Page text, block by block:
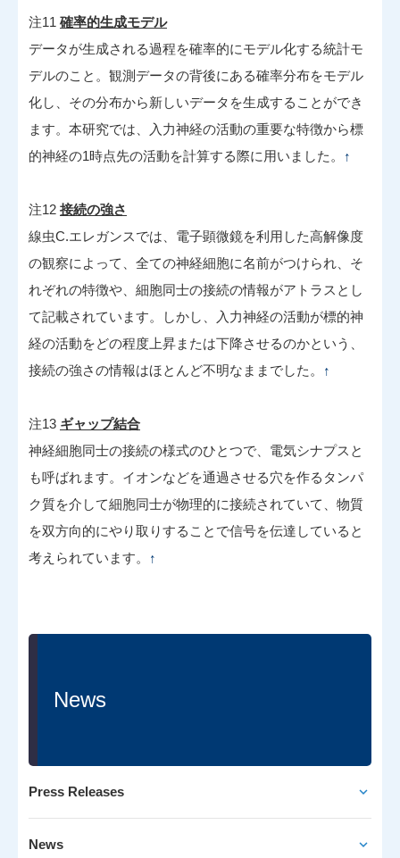
注11 確率的生成モデル
データが生成される過程を確率的にモデル化する統計モ
デルのこと。観測データの背後にある確率分布をモデル
化し、その分布から新しいデータを生成することができ
ます。本研究では、入力神経の活動の重要な特徴から標
的神経の1時点先の活動を計算する際に用いました。
↑
注12 接続の強さ
線虫C.エレガンスでは、電子顕微鏡を利用した高解像度
の観察によって、全ての神経細胞に名前がつけられ、そ
れぞれの特徴や、細胞同士の接続の情報がアトラスとし
て記載されています。しかし、入力神経の活動が標的神
経の活動をどの程度上昇または下降させるのかという、
接続の強さの情報はほとんど不明なままでした。
↑
注13 ギャップ結合
神経細胞同士の接続の様式のひとつで、電気シナプスと
も呼ばれます。イオンなどを通過させる穴を作るタンパ
ク質を介して細胞同士が物理的に接続されていて、物質
を双方向的にやり取りすることで信号を伝達していると
考えられています。
↑
News
Press Releases
News